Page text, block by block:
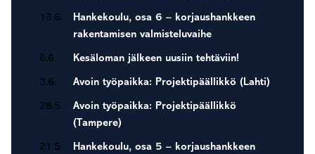
13.6.
Hankekoulu, osa 6 – korjaushankkeen
rakentamisen valmisteluvaihe
6.6. Kesäloman jälkeen uusiin tehtäviin!
3.6. Avoin työpaikka: Projektipäällikkö (Lahti)
28.5.
Avoin työpaikka: Projektipäällikkö
(Tampere)
21.5.
Hankekoulu, osa 5 – korjaushankkeen